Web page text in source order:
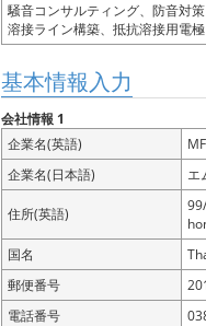
騒音コンサルティング、防音対
溶接ライン構築、抵抗溶接用電
基本情報入力
会社情報 1
企業名(英語)
企業名(日本語)
エ
住所(英語)
国名
郵便番号
電話番号